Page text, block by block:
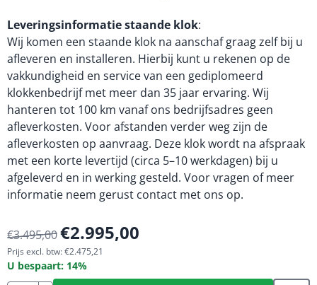
Leveringsinformatie staande klok:
Wij komen een staande klok na aanschaf graag zelf bij u
afleveren en installeren. Hierbij kunt u rekenen op de
vakkundigheid en service van een gediplomeerd
klokkenbedrijf met meer dan 35 jaar ervaring. Wij
hanteren tot 100 km vanaf ons bedrijfsadres geen
afleverkosten. Voor afstanden verder weg zijn de
afleverkosten op aanvraag. Deze klok wordt na afspraak
met een korte levertijd (circa 5–10 werkdagen) bij u
afgeleverd en in werking gesteld. Voor vragen of meer
informatie neem gerust contact met ons op.
€3.495,00€2.995,00
Prijs excl. btw:€2.475,21
U bespaart: 14%